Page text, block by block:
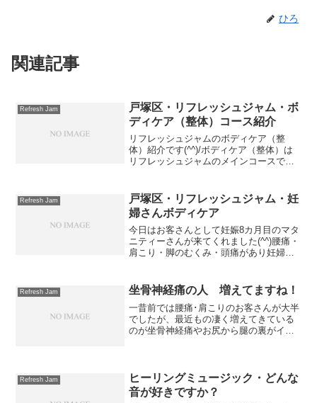
ひろ
関連記事
Refresh Jam
戸塚区・リフレッシュジャム・ボ
ディケア（整体）コース紹介
リフレッシュジャムのボディケア（整
体）紹介です(^^)/ボディケア（整体）は
リフレッシュジャムのメインコースで
円(オススメ)■120分…10000円＋...
Refresh Jam
戸塚区・リフレッシュジャム・妊
婦さんボディケア
今日はお客さんとして妊娠8カ月目のマタ
ニティーさんが来てくれました(^^)腰痛・
肩こり・脚のむくみ・頭痛があり妊婦さ
リフレッシュジャムに来てくれたそうで
す(^^)/ボデ...
Refresh Jam 坐骨神経痛の人 増えてますね！
一昔前では腰痛･肩こりのお客さんが大半
でしたが、最近もの凄く増えてきている
のが坐骨神経痛やお尻から腿の裏がイラ
をしている方がなりやす...
Refresh Jam
ヒーリングミュージック・どんな
音が好きですか？